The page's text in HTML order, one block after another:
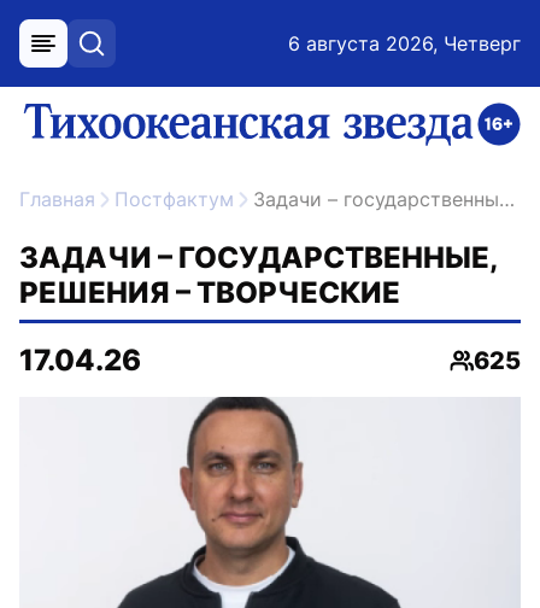
меню поиск 6 августа 2026, Четверг
ссылка на главную
Главная Постфактум Задачи – государственные, решения – творческие
ЗАДАЧИ – ГОСУДАРСТВЕННЫЕ,
РЕШЕНИЯ – ТВОРЧЕСКИЕ
17.04.26
625